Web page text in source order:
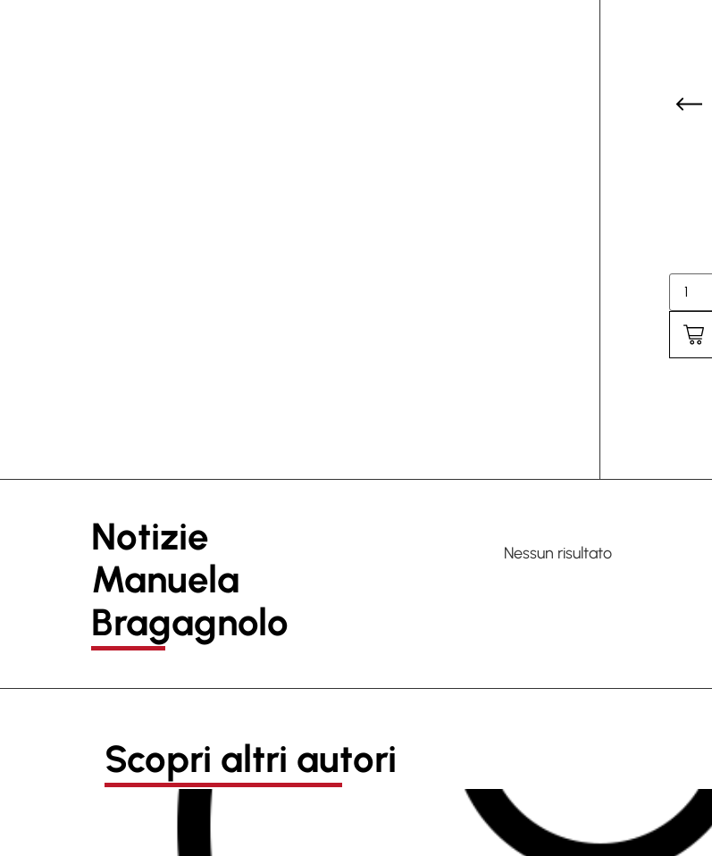
Notizie
Manuela
Bragagnolo
Nessun risultato
Scopri altri autori